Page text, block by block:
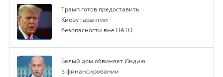
Трамп готов предоставить
Киеву гарантии
безопасности вне НАТО
Белый дом обвиняет Индию
в финансировании